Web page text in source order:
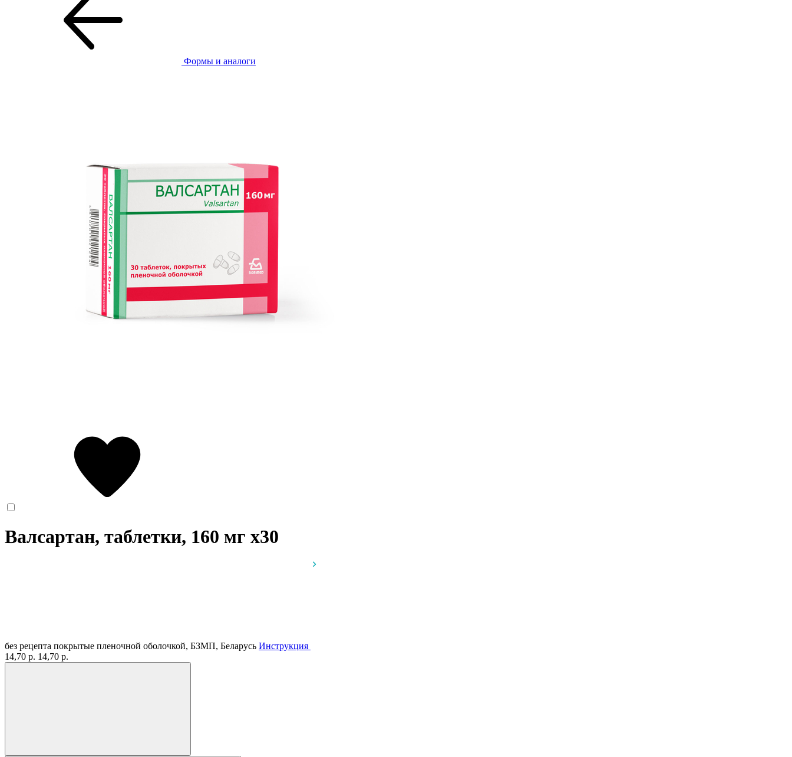
Формы и аналоги
Валсартан, таблетки, 160 мг x30
без рецепта покрытые пленочной оболочкой, БЗМП, Беларусь Инструкция
14,70 р. 14,70 р.